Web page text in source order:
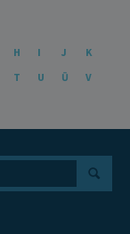
H I J
K
T U Ū
V